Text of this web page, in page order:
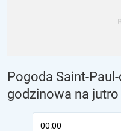
Pogoda Saint-
godzinowa na jutro
00:00